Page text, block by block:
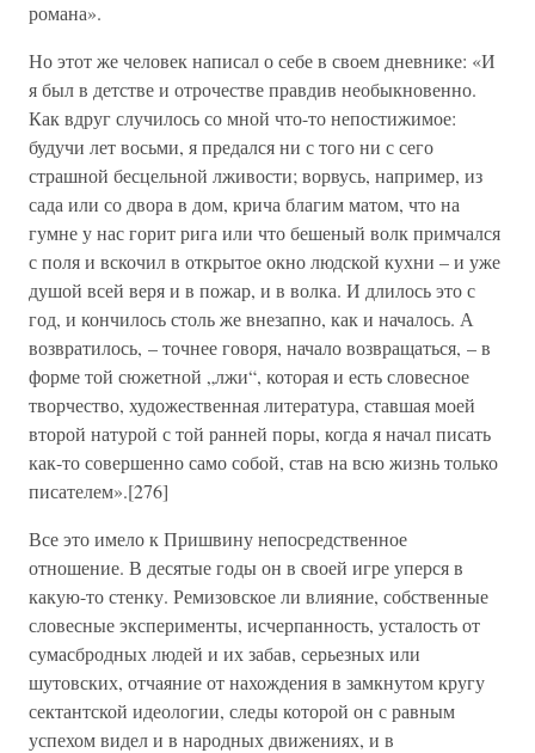
романа».
Но этот же человек написал о себе в своем дневнике: «И
я был в детстве и отрочестве правдив необыкновенно.
Как вдруг случилось со мной что-то непостижимое:
будучи лет восьми, я предался ни с того ни с сего
страшной бесцельной лживости; ворвусь, например, из
сада или со двора в дом, крича благим матом, что на
гумне у нас горит рига или что бешеный волк примчался
с поля и вскочил в открытое окно людской кухни – и уже
душой всей веря и в пожар, и в волка. И длилось это с
год, и кончилось столь же внезапно, как и началось. А
возвратилось, – точнее говоря, начало возвращаться, – в
форме той сюжетной „лжи“, которая и есть словесное
творчество, художественная литература, ставшая моей
второй натурой с той ранней поры, когда я начал писать
как-то совершенно само собой, став на всю жизнь только
писателем».[276]
Все это имело к Пришвину непосредственное
отношение. В десятые годы он в своей игре уперся в
какую-то стенку. Ремизовское ли влияние, собственные
словесные эксперименты, исчерпанность, усталость от
сумасбродных людей и их забав, серьезных или
шутовских, отчаяние от нахождения в замкнутом кругу
сектантской идеологии, следы которой он с равным
успехом видел и в народных движениях, и в